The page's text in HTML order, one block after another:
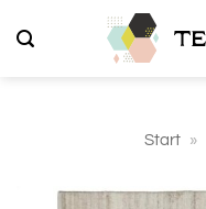
Inhalt
Start »